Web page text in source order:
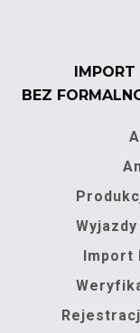
BEZ
Import